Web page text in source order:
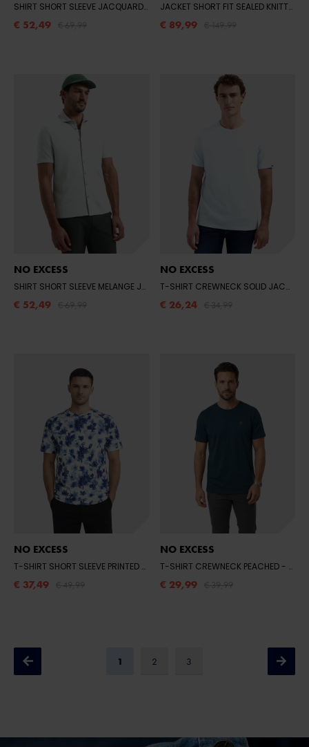
SHIRT SHORT SLEEVE JACQUARD UNI - 045 DESERT
€ 52,49
JACKET SHORT FIT SEALED KNITTED MIX
€ 89,99
NO EXCESS
SHIRT SHORT SLEEVE MELANGE JERSEY - 057 SEAGREEN
€ 52,49
NO EXCESS
T-SHIRT CREWNECK SOLID JACQUARD
€ 26,24
NO EXCESS
T-SHIRT SHORT SLEEVE PRINTED
- 030 BLUE
€ 37,49
NO EXCESS
T-SHIRT CREWNECK PEACHED - 078 NIGHT
€ 29,99
1 2 3